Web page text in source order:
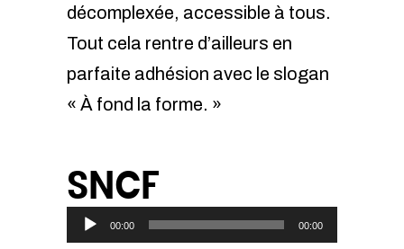
décomplexée, accessible à tous.
Tout cela rentre d’ailleurs en
parfaite adhésion avec le slogan
« À fond la forme. »
SNCF
Lecteur
00:00 00:00